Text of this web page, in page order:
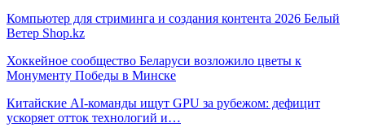
Компьютер для стриминга и создания контента 2026 Белый
Ветер Shop.kz
Хоккейное сообщество Беларуси возложило цветы к
Монументу Победы в Минске
Китайские AI-команды ищут GPU за рубежом: дефицит
ускоряет отток технологий и…